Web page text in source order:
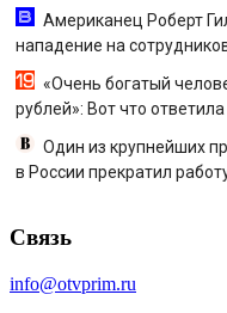
Американец Роберт
нападение на
«Очень богатый
рублей»: Вот что
Один из крупнейших
в России прекратил
Связь
info@otvprim.ru